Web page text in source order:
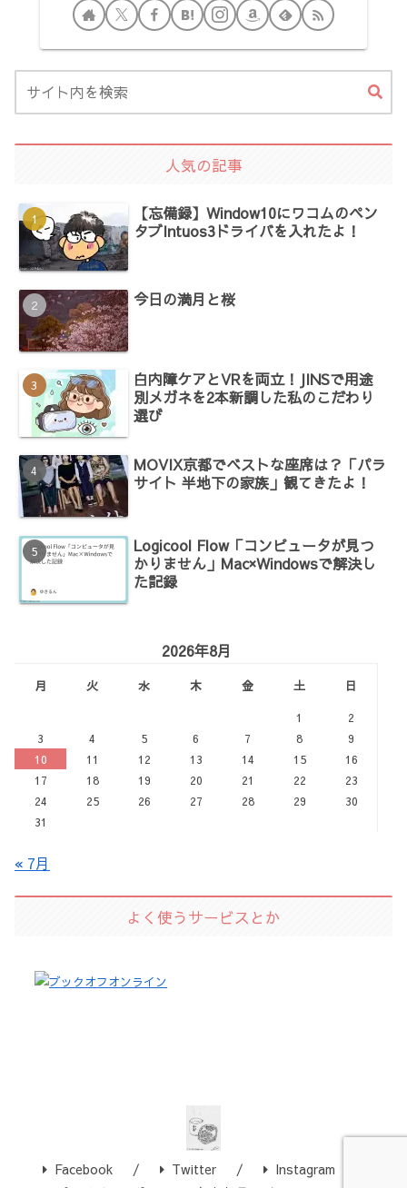
人気の記事
【忘備録】Window10にワコムのペン
タブIntuos3ドライバを入れたよ！
今日の満月と桜
白内障ケアとVRを両立！JINSで用途
別メガネを2本新調した私のこだわり
選び
MOVIX京都でベストな座席は？「パラ
サイト 半地下の家族」観てきたよ！
Logicool Flow「コンピュータが見つ
かりません」Mac×Windowsで解決し
た記録
2026年8月
月 火 水 木 金 土 日
1
2
3
4 5 6 7 8
9
10
11 12 13 14 15
16
17
18 19 20 21 22
23
24
25 26 27 28 29
30
31
« 7月
よく使うサービスとか
Facebook Twitter
Instagram